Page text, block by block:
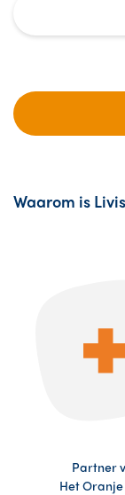
Waarom is
Partner
Het Oranje